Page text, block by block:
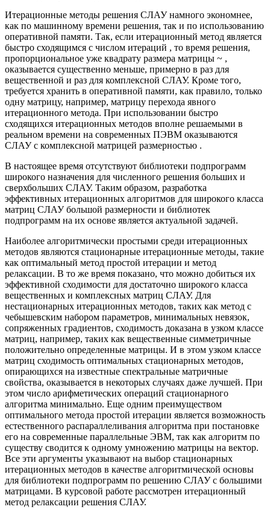
Итерационные методы решения СЛАУ намного экономнее,
как по машинному времени решения, так и по использованию
оперативной памяти. Так, если итерационный метод является
быстро сходящимся с числом итераций , то время решения,
пропорциональное уже квадрату размера матрицы ~ ,
оказывается существенно меньше, примерно в раз для
вещественной и раз для комплексной СЛАУ. Кроме того,
требуется хранить в оперативной памяти, как правило, только
одну матрицу, например, матрицу перехода явного
итерационного метода. При использовании быстро
сходящихся итерационных методов вполне решаемыми в
реальном времени на современных ПЭВМ оказываются
СЛАУ с комплексной матрицей размерностью .
В настоящее время отсутствуют библиотеки подпрограмм
широкого назначения для численного решения больших и
сверхбольших СЛАУ. Таким образом, разработка
эффективных итерационных алгоритмов для широкого класса
матриц СЛАУ большой размерности и библиотек
подпрограмм на их основе является актуальной задачей.
Наиболее алгоритмически простыми среди итерационных
методов являются стационарные итерационные методы, такие
как оптимальный метод простой итерации и метод
релаксации. В то же время показано, что можно добиться их
эффективной сходимости для достаточно широкого класса
вещественных и комплексных матриц СЛАУ. Для
нестационарных итерационных методов, таких как метод с
чебышевским набором параметров, минимальных невязок,
сопряженных градиентов, сходимость доказана в узком классе
матриц, например, таких как вещественные симметричные
положительно определенные матрицы. И в этом узком классе
матриц сходимость оптимальных стационарных методов,
опирающихся на известные спектральные матричные
свойства, оказывается в некоторых случаях даже лучшей. При
этом число арифметических операций стационарного
алгоритма минимально. Еще одним преимуществом
оптимального метода простой итерации является возможность
естественного распараллеливания алгоритма при постановке
его на современные параллельные ЭВМ, так как алгоритм по
существу сводится к одному умножению матрицы на вектор.
Все эти аргументы указывают на выбор стационарных
итерационных методов в качестве алгоритмической основы
для библиотеки подпрограмм по решению СЛАУ с большими
матрицами. В курсовой работе рассмотрен итерационный
метод релаксации решения СЛАУ.